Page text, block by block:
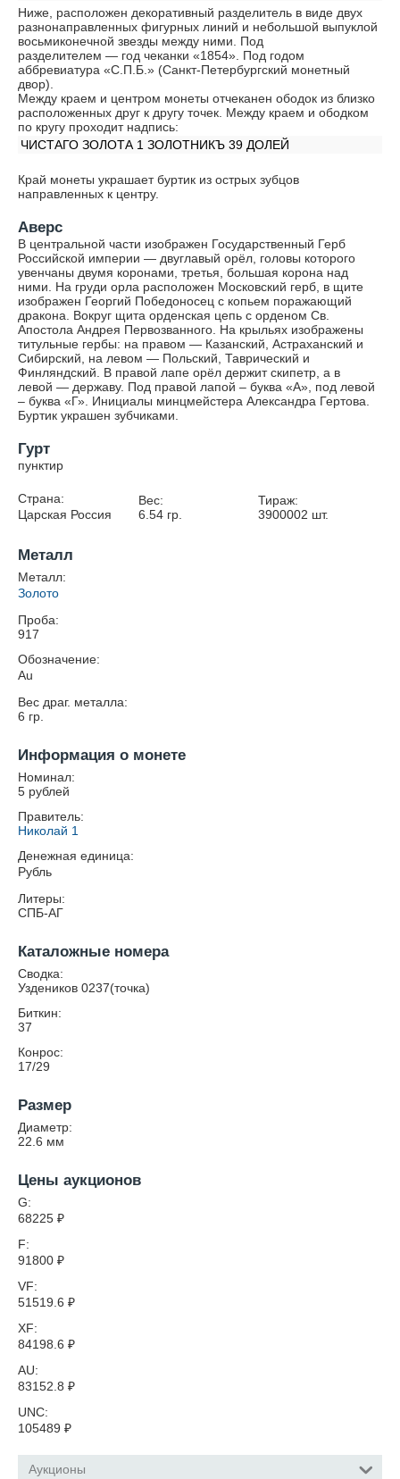
Ниже, расположен декоративный разделитель в виде двух
разнонаправленных фигурных линий и небольшой выпуклой
восьмиконечной звезды между ними. Под
разделителем — год чеканки «1854». Под годом
аббревиатура «С.П.Б.» (Санкт-Петербургский монетный
двор).
Между краем и центром монеты отчеканен ободок из близко
расположенных друг к другу точек. Между краем и ободком
по кругу проходит надпись:
ЧИСТАГО ЗОЛОТА 1 ЗОЛОТНИКЪ 39 ДОЛЕЙ
Край монеты украшает буртик из острых зубцов
направленных к центру.
Аверс
В центральной части изображен Государственный Герб
Российской империи — двуглавый орёл, головы которого
увенчаны двумя коронами, третья, большая корона над
ними. На груди орла расположен Московский герб, в щите
изображен Георгий Победоносец с копьем поражающий
дракона. Вокруг щита орденская цепь с орденом Св.
Апостола Андрея Первозванного. На крыльях изображены
титульные гербы: на правом — Казанский, Астраханский и
Сибирский, на левом — Польский, Таврический и
Финляндский. В правой лапе орёл держит скипетр, а в
левой — державу. Под правой лапой – буква «А», под левой
– буква «Г». Инициалы минцмейстера Александра Гертова.
Буртик украшен зубчиками.
Гурт
пунктир
Страна:
Царская Россия
Вес:
6.54гр.
Тираж:
3900002 шт.
Металл
Металл:
Золото
Проба:
917
Обозначение:
Au
Вес драг. металла:
6 гр.
Информация о монете
Номинал:
5 рублей
Правитель:
Николай 1
Денежная единица:
Рубль
Литеры:
СПБ-АГ
Каталожные номера
Сводка:
Уздеников 0237(точка)
Биткин:
37
Конрос:
17/29
Размер
Диаметр:
22.6 мм
Цены аукционов
G:
68225 ₽
F:
91800 ₽
VF:
51519.6 ₽
XF:
84198.6 ₽
AU:
83152.8 ₽
UNC:
105489 ₽
Аукционы